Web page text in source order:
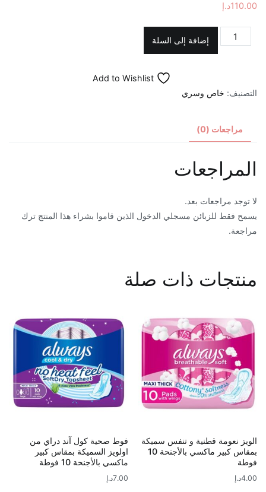
110.00د.إ
كمية
علكة
نسائي
إضافة إلى السلة
Add to Wishlist
التصنيف: خاص وسري
مراجعات (0)
المراجعات
لا توجد مراجعات بعد.
يسمح فقط للزبائن مسجلي الدخول الذين قاموا بشراء هذا المنتج ترك
مراجعة.
منتجات ذات صلة
الويز نعومة قطنية و تنفس سميكة
بمقاس كبير ماكسي بالأجنحة 10
فوطة
4.00د.إ
فوط صحية كول آند دراي من
اولويز السميكة بمقاس كبير
ماكسي بالأجنحة 10 فوطة
7.00د.إ